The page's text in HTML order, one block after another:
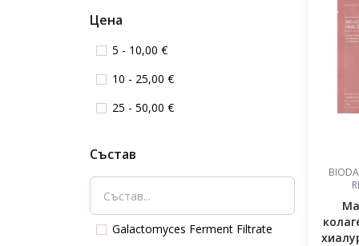
Цена
5 - 10,00 €
10 - 25,00 €
25 - 50,00 €
Състав
Galactomyces Ferment Filtrate